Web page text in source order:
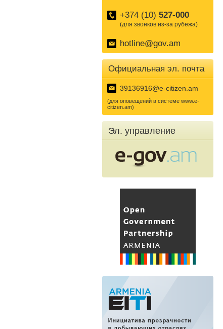
+374 (10) 527-000
(для звонков из-за рубежа)
hotline@gov.am
Официальная эл. почта
39136916@e-citizen.am
(для оповещений в системе www.e-
citizen.am)
Эл. управление